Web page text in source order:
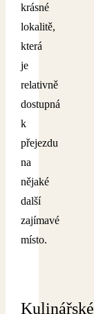
krásné
lokalitě,
která
je
relativně
dostupná
k
přejezdu
na
nějaké
další
zajímavé
místo.
Kulinářské